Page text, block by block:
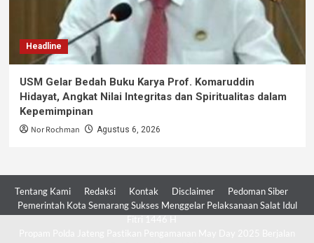
Headline
USM Gelar Bedah Buku Karya Prof. Komaruddin
Hidayat, Angkat Nilai Integritas dan Spiritualitas dalam
Kepemimpinan
Nor Rochman Agustus 6, 2026
Tentang Kami Redaksi Kontak Disclaimer
Pedoman Siber
Pemerintah Kota Semarang Sukses Menggelar Pelaksanaan Salat Idul